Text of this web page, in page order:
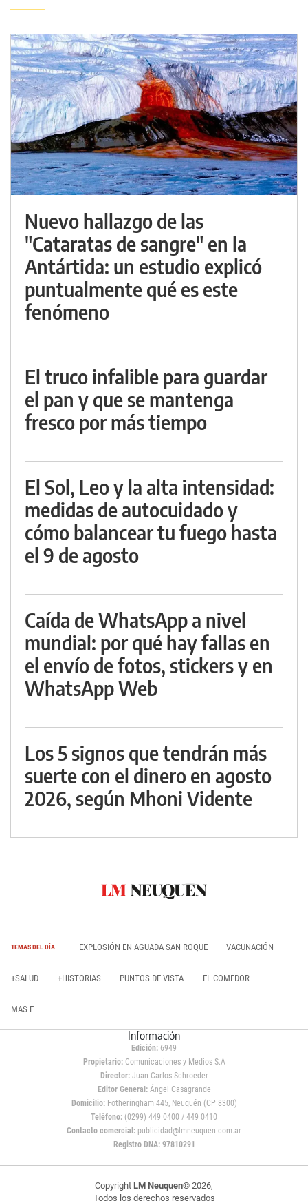
Nuevo hallazgo de las
"Cataratas de sangre" en la
Antártida: un estudio explicó
puntualmente qué es este
fenómeno
El truco infalible para guardar
el pan y que se mantenga
fresco por más tiempo
El Sol, Leo y la alta intensidad:
medidas de autocuidado y
cómo balancear tu fuego hasta
el 9 de agosto
Caída de WhatsApp a nivel
mundial: por qué hay fallas en
el envío de fotos, stickers y en
WhatsApp Web
Los 5 signos que tendrán más
suerte con el dinero en agosto
2026, según Mhoni Vidente
TEMAS DEL DÍA EXPLOSIÓN EN AGUADA SAN ROQUE VACUNACIÓN
+SALUD +HISTORIAS PUNTOS DE VISTA EL COMEDOR
MAS E
Información
Edición: 6949
Propietario:Comunicaciones y Medios S.A
Director: Juan Carlos Schroeder
Editor General:Ángel Casagrande
Domicilio:Fotheringham 445, Neuquén (CP 8300)
Teléfono: (0299) 449 0400 / 449 0410
Contacto comercial: publicidad@lmneuquen.com.ar
Registro DNA: 97810291
Copyright LM Neuquen© 2026,
Todos los derechos reservados